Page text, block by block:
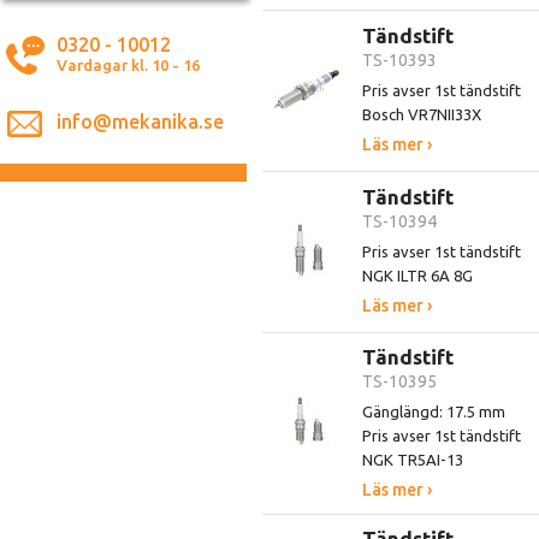
0320 - 10012
Vardagar kl. 10 - 16
info@mekanika.se
Tändstift
TS-10393
Pris avser 1st tändstift
Bosch VR7NII33X
Läs mer ›
Tändstift
TS-10394
Pris avser 1st tändstift
NGK ILTR 6A 8G
Läs mer ›
Tändstift
TS-10395
Gänglängd: 17.5 mm
Pris avser 1st tändstift
NGK TR5AI-13
Läs mer ›